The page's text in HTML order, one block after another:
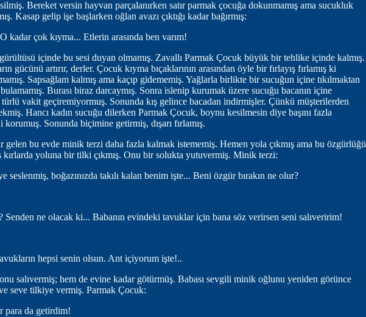
Bereket versin hayvan parçalanırken satır parmak çocuğa dokunmamış ama sucukluk
Kasap gelip işe başlarken oğlan avazı çıktığı kadar bağırmış:
kadar çok kıyma... Etlerin arasında ben varım!
gürültüsü içinde bu sesi duyan olmamış. Zavallı Parmak Çocuk büyük bir tehlike içinde kalmış.
gücünü artırır, derler. Çocuk kıyma bıçaklarının arasından öyle bir fırlayış fırlamış ki
Sapsağlam kalmış ama kaçıp gidememiş. Yağlarla birlikte bir sucuğun içine tıkılmaktan
Burası biraz darcaymış. Sonra islenip kurumak üzere sucuğu bacanın içine
türlü vakit geçiremiyormuş. Sonunda kış gelince bacadan indirmişler. Çünkü müşterilerden
Hancı kadın sucuğu dilerken Parmak Çocuk, boynu kesilmesin diye başını fazla
Sonunda biçimine getirmiş, dışarı fırlamış.
gelen bu evde minik terzi daha fazla kalmak istememiş. Hemen yola çıkmış ama bu özgürlüğü
kırlarda yoluna bir tilki çıkmış. Onu bir solukta yutuvermiş. Minik terzi:
boğazınızda takılı kalan benim işte... Beni özgür bırakın ne olur?
Senden ne olacak ki... Babanın evindeki tavuklar için bana söz verirsen seni salıveririm!
hepsi senin olsun. Ant içiyorum işte!..
salıvermiş; hem de evine kadar götürmüş. Babası sevgili minik oğlunu yeniden görünce
seve tilkiye vermiş. Parmak Çocuk:
para da getirdim!